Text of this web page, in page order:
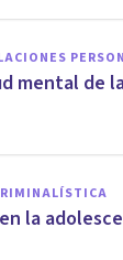
mental de
la